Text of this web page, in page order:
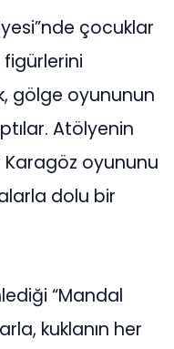
çocuklar
gölge oyununun
Atölyenin
oyununu
dolu bir
“Mandal
kuklanın her